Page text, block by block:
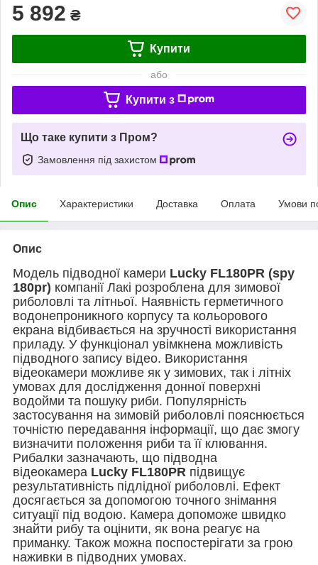
5 892 ₴
Купити
або
Купити з
Що таке купити з Пром?
Замовлення під захистом
Опис Характеристики Доставка Оплата Умови
Опис
Модель підводної камери Lucky FL180PR (spy
180pr) компанії Лакі розроблена для зимової
риболовлі та літньої. Наявність герметичного
водонепроникного корпусу та кольорового
екрана відбивається на зручності використання
приладу. У функціонал увімкнена можливість
підводного запису відео. Використання
відеокамери можливе як у зимових, так і літніх
умовах для дослідження донної поверхні
водойми та пошуку риби. Популярність
застосування на зимовій риболовлі пояснюється
точністю передавання інформації, що дає змогу
визначити положення риби та її клювання.
Рибалки зазначають, що підводна
відеокамера Lucky FL180PR підвищує
результативність підлідної риболовлі. Ефект
досягається за допомогою точного знімання
ситуації під водою. Камера допоможе швидко
знайти рибу та оцінити, як вона реагує на
приманку. Також можна поспостерігати за грою
наживки в підводних умовах.